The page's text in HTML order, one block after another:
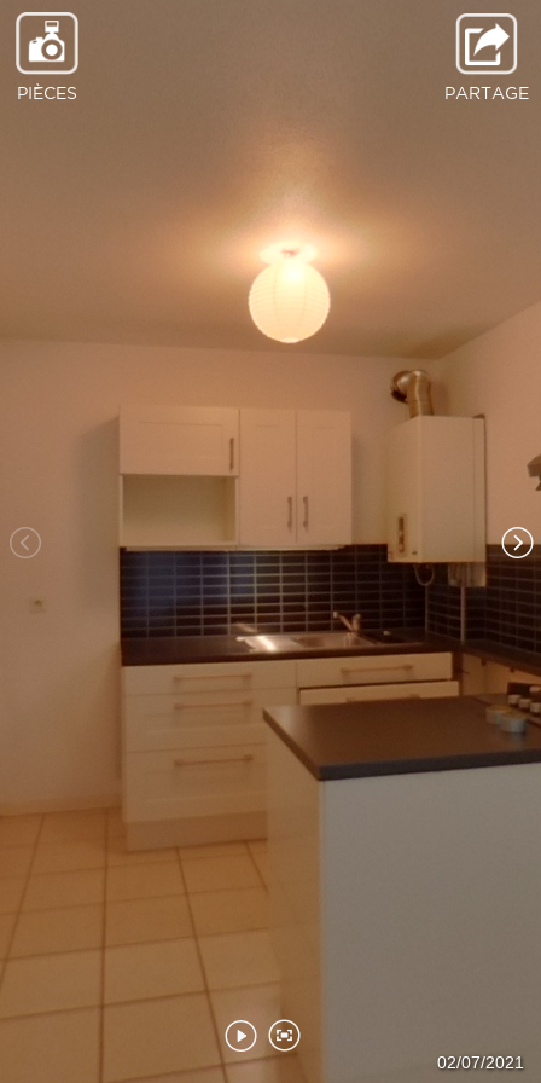
Cuisine et séjour
Chambre 2
Entrée
PIÈCES PARTAGE